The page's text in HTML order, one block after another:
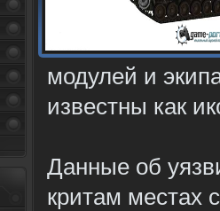
модулей и
известны как
Данные об
критам местах